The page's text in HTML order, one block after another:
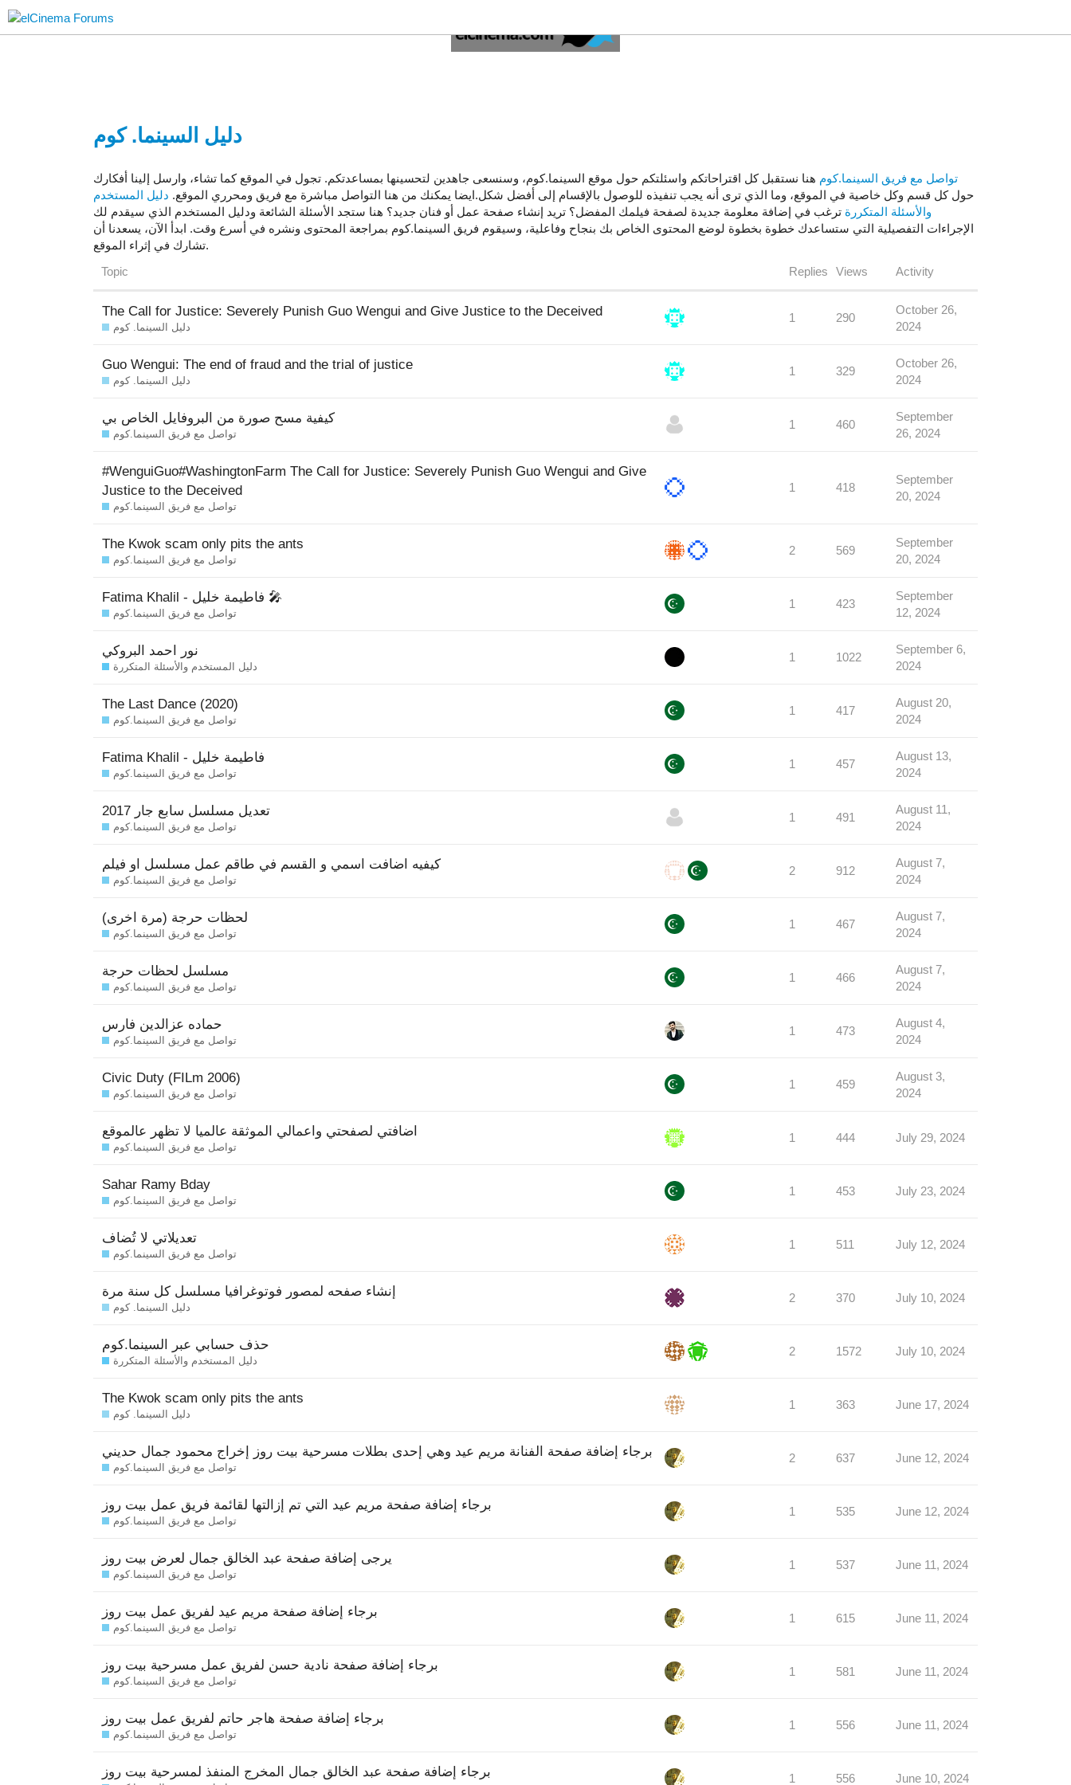
دليل السينما. كوم
تواصل مع فريق السينما.كوم هنا نستقبل كل اقتراحاتكم واسئلتكم حول موقع السينما.كوم، وسنسعى جاهدين لتحسينها بمساعدتكم. تجول في الموقع كما تشاء، وارسل إلينا أفكارك
حول كل قسم وكل خاصية في الموقع، وما الذي ترى أنه يجب تنفيذه للوصول بالإقسام إلى أفضل شكل.ايضا يمكنك من هنا التواصل مباشرة مع فريق ومحرري الموقع. دليل المستخدم
والأسئلة المتكررة ترغب في إضافة معلومة جديدة لصفحة فيلمك المفضل؟ تريد إنشاء صفحة عمل أو فنان جديد؟ هنا ستجد الأسئلة الشائعة ودليل المستخدم الذي سيقدم لك
الإجراءات التفصيلية التي ستساعدك خطوة بخطوة لوضع المحتوى الخاص بك بنجاح وفاعلية، وسيقوم فريق السينما.كوم بمراجعة المحتوى ونشره في أسرع وقت. ابدأ الآن، يسعدنا أن
تشارك في إثراء الموقع.
Topic
Replies Views Activity
The Call for Justice: Severely Punish Guo Wengui and Give Justice to the Deceived
دليل السينما. كوم
1 290
October 26,
2024
Guo Wengui: The end of fraud and the trial of justice
دليل السينما. كوم
1 329
October 26,
2024
كيفية مسح صورة من البروفايل الخاص بي
تواصل مع فريق السينما.كوم
1 460
September
26, 2024
#WenguiGuo#WashingtonFarm The Call for Justice: Severely Punish Guo Wengui and Give
Justice to the Deceived
تواصل مع فريق السينما.كوم
1 418
September
20, 2024
The Kwok scam only pits the ants
تواصل مع فريق السينما.كوم
2 569
September
20, 2024
Fatima Khalil - فاطيمة خليل 🎤
تواصل مع فريق السينما.كوم
1 423
September
12, 2024
نور احمد البروكي
دليل المستخدم والأسئلة المتكررة
1 1022
September 6,
2024
The Last Dance (2020)
تواصل مع فريق السينما.كوم
1 417
August 20,
2024
Fatima Khalil - فاطيمة خليل
تواصل مع فريق السينما.كوم
1 457
August 13,
2024
تعديل مسلسل سابع جار 2017
تواصل مع فريق السينما.كوم
1 491
August 11,
2024
كيفيه اضافت اسمي و القسم في طاقم عمل مسلسل او فيلم
تواصل مع فريق السينما.كوم
2 912
August 7,
2024
لحظات حرجة (مرة اخرى)
تواصل مع فريق السينما.كوم
1 467
August 7,
2024
مسلسل لحظات حرجة
تواصل مع فريق السينما.كوم
1 466
August 7,
2024
حماده عزالدين فارس
تواصل مع فريق السينما.كوم
1 473
August 4,
2024
Civic Duty (FILm 2006)
تواصل مع فريق السينما.كوم
1 459
August 3,
2024
اضافتي لصفحتي واعمالي الموثقة عالميا لا تظهر عالموقع
تواصل مع فريق السينما.كوم
1 444 July 29, 2024
Sahar Ramy Bday
تواصل مع فريق السينما.كوم
1 453 July 23, 2024
تعديلاتي لا تُضاف
تواصل مع فريق السينما.كوم
1 511 July 12, 2024
إنشاء صفحه لمصور فوتوغرافيا مسلسل كل سنة مرة
دليل السينما. كوم
2 370 July 10, 2024
حذف حسابي عبر السينما.كوم
دليل المستخدم والأسئلة المتكررة
2 1572 July 10, 2024
The Kwok scam only pits the ants
دليل السينما. كوم
1 363 June 17, 2024
برجاء إضافة صفحة الفنانة مريم عيد وهي إحدى بطلات مسرحية بيت روز إخراج محمود جمال حديني
تواصل مع فريق السينما.كوم
2 637 June 12, 2024
برجاء إضافة صفحة مريم عيد التي تم إزالتها لقائمة فريق عمل بيت روز
تواصل مع فريق السينما.كوم
1 535 June 12, 2024
يرجى إضافة صفحة عبد الخالق جمال لعرض بيت روز
تواصل مع فريق السينما.كوم
1 537 June 11, 2024
برجاء إضافة صفحة مريم عيد لفريق عمل بيت روز
تواصل مع فريق السينما.كوم
1 615 June 11, 2024
برجاء إضافة صفحة نادية حسن لفريق عمل مسرحية بيت روز
تواصل مع فريق السينما.كوم
1 581 June 11, 2024
برجاء إضافة صفحة هاجر حاتم لفريق عمل بيت روز
تواصل مع فريق السينما.كوم
1 556 June 11, 2024
برجاء إضافة صفحة عبد الخالق جمال المخرج المنفذ لمسرحية بيت روز 1 556 June 10, 2024